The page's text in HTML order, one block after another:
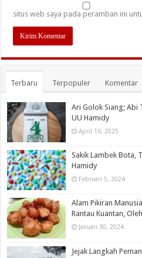
situs web saya pada peramban ini
Terbaru Terpopuler Komentar
Ari Golok Siang; Abi
UU Hamidy
April 16, 2025
Sakik Lambek Bota,
Hamidy
Februari 5, 2024
Alam Pikiran
Rantau Kuantan,
Januari 30, 2024
Jejak Langkah